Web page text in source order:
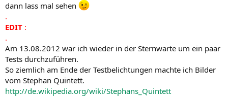
dann lass mal sehen
.
EDIT :
.
Am 13.08.2012 war ich wieder in der Sternwarte um ein paar
Tests durchzuführen.
So ziemlich am Ende der Testbelichtungen machte ich Bilder
vom Stephan Quintett.
http://de.wikipedia.org/wiki/Stephans_Quintett